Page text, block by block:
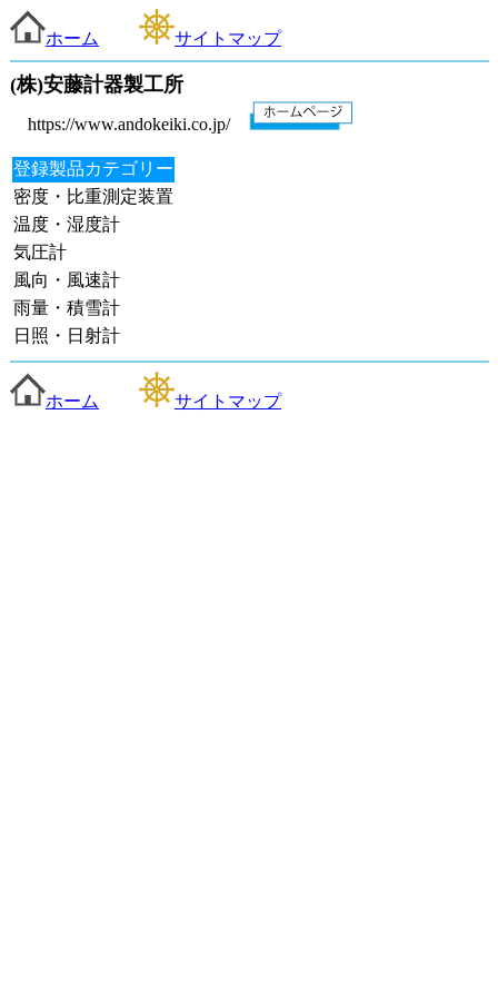
ホーム サイトマップ
(株)安藤計器製工所
https://www.andokeiki.co.jp/
登録製品カテゴリー
密度・比重測定装置
温度・湿度計
気圧計
風向・風速計
雨量・積雪計
日照・日射計
ホーム サイトマップ